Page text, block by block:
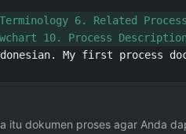
6. Related
10. Process
My first process
dokumen proses agar Anda